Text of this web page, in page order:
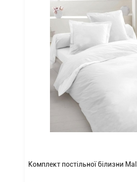
Комплект постільної білизни